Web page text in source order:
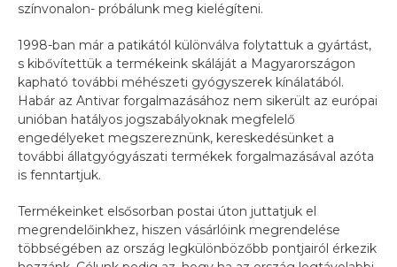
színvonalon- próbálunk meg kielégíteni.
1998-ban már a patikától különválva folytattuk a gyártást,
s kibővítettük a termékeink skáláját a Magyarországon
kapható további méhészeti gyógyszerek kínálatából.
Habár az Antivar forgalmazásához nem sikerült az európai
unióban hatályos jogszabályoknak megfelelő
engedélyeket megszereznünk, kereskedésünket a
további állatgyógyászati termékek forgalmazásával azóta
is fenntartjuk.
Termékeinket elsősorban postai úton juttatjuk el
megrendelőinkhez, hiszen vásárlóink megrendelése
többségében az ország legkülönbözőbb pontjairól érkezik